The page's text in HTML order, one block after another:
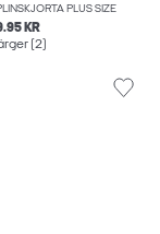
PLUS SIZE
KR
(2)